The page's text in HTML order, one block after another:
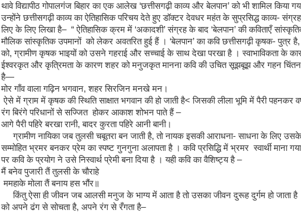
थावे विद्यापीठ गोपालगंज बिहार का एक आलेख ‘छत्तीसगढ़ी काव्य और बेलपान’ को भी शामिल किया
उन्होंने छत्तीसगढ़ी काव्य का ऐतिहासिक परिचय देते हुए डॉक्टर देवधर महंत के सुप्रसिद्ध काव्य-
लिए के लिए लिखा है– “ ऐतिहासिक क्रम में ‘अकादशी’ संग्रह के बाद ‘बेलपान’ की कविताएँ
मौलिक सांस्कृतिक उपमानों को लेकर अवतरित हुई हैं । ‘बेलपान’ का कवि छत्तीसगढ़ी कृषक- पुत्र है,
को, ग्रामीण कृषक भाइयों को उसने गहराई और सच्चाई के साथ देखा परखा है । स्वाभाविकता के
ईश्वरकृत और कृत्रिमता के कारण शहर को मनुजकृत मानना कवि की उचित सूझबूझ और गहन चिंतन
है—
मोर गाँव वाला गढ़िन भगवान, शहर सिरजिन मनखे मन।
ऐसे में ग्राम में कृषक की स्थिति साक्षात भगवान की हो जाती है< जिसकी लीला भूमि में पैरी पहनकर
रंग बिरंगे परिधानों से सज्जित होकर आकाश शोभन पाते हैं –
आगे पैरी पहिरे बरखा रानी, बादर कुरता पहिरे आनी बानी।
ग्रामीण नायिका जब तुलसी चबूतरा बन जाती है, तो नायक इसकी आराधना- साधना के लिए
सम्मोहित भ्रमर बनकर प्रेम का स्पष्ट गुनगुना अलापता है । कवि प्रसिद्धि में भ्रमर स्वार्थी माना
पर कवि के प्रयोग ने उसे निस्वार्थ प्रेमी बना दिया है । यही कवि का वैशिष्ट्य है –
मैं बनेव पुजारी तैं तुलसी के चौराहे
ममहाके मोला तैं बनाय हस भौंर॥
किंतु ऐसा ही जीवन जब आलसी मनुज के भाग्य में आता है तो उसका जीवन दुरूह दुर्गम हो जाता है
को अपने ढंग से सोचता है, अपने रंग से रँगता है–